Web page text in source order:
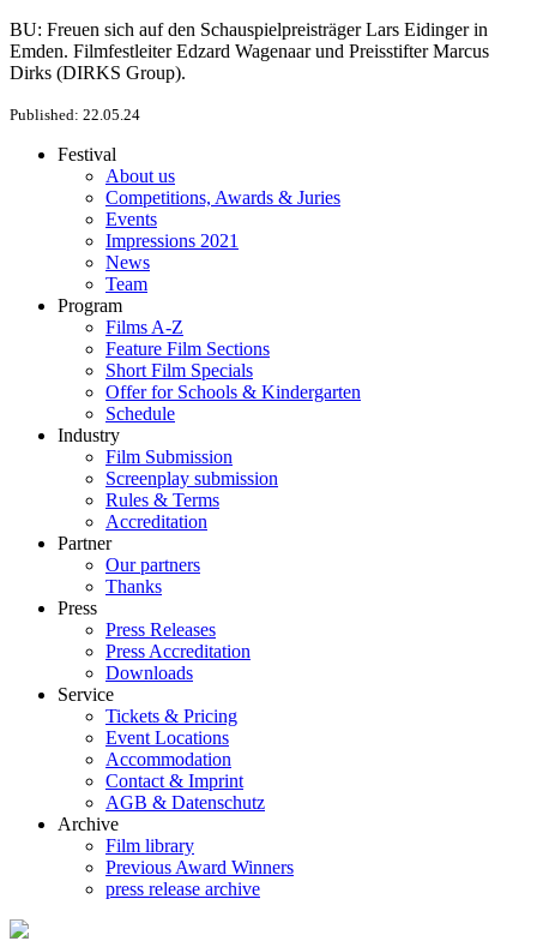
BU: Freuen sich auf den Schauspielpreisträger Lars Eidinger in
Emden. Filmfestleiter Edzard Wagenaar und Preisstifter Marcus
Dirks (DIRKS Group).
Published: 22.05.24
Festival
About us
Competitions, Awards & Juries
Events
Impressions 2021
News
Team
Program
Films A-Z
Feature Film Sections
Short Film Specials
Offer for Schools & Kindergarten
Schedule
Industry
Film Submission
Screenplay submission
Rules & Terms
Accreditation
Partner
Our partners
Thanks
Press
Press Releases
Press Accreditation
Downloads
Service
Tickets & Pricing
Event Locations
Accommodation
Contact & Imprint
AGB & Datenschutz
Archive
Film library
Previous Award Winners
press release archive